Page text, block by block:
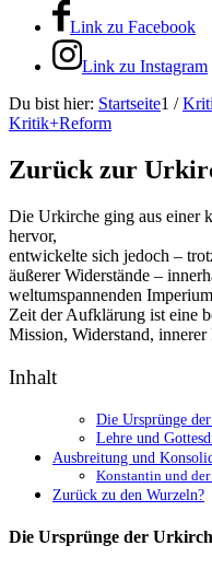
Link zu Facebook
Link zu Instagram
Du bist hier: Startseite1 /
Kritik+Reform
Zurück zur
Die Urkirche ging aus einer
hervor,
entwickelte sich jedoch –
äußerer Widerstände –
weltumspannenden
Zeit der Aufklärung ist eine
Mission, Widerstand,
Inhalt
Die Ursprünge
Lehre und
Ausbreitung und
Konstantin und
Zurück zu den Wurzeln?
Die Ursprünge der